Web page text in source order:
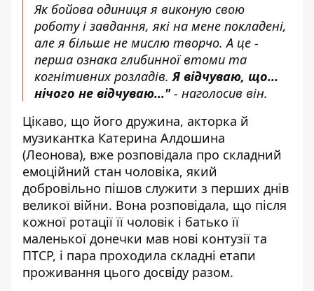
Як бойова одиниця я виконую свою
роботу і завдання, які на мене покладені,
але я більше не мислю творчо. А це -
перша ознака глибинної втоми та
когнітивних розладів.Я відчуваю, що...
нічого не відчуваю..."- наголосив він.
Цікаво, що його дружина, акторка й
музикантка Катерина Алдошина
(Леонова), вже розповідала про складний
емоційний стан чоловіка, який
добровільно пішов служити з перших днів
великої війни. Вона розповідала, що після
кожної ротації її чоловік і батько її
маленької донечки мав нові контузії та
ПТСР, і пара проходила складні етапи
проживання цього досвіду разом.